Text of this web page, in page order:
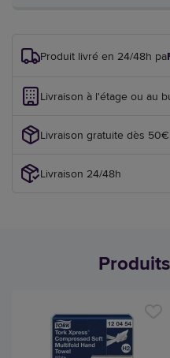
Produit livré en 24/48h par
Livraison à l'étage ou au
Livraison gratuite dès
Livraison 24/48h